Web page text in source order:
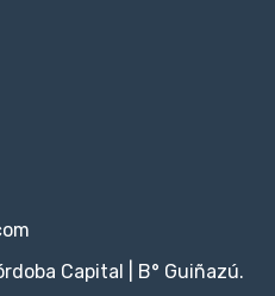
Capital | B° Guiñazú.